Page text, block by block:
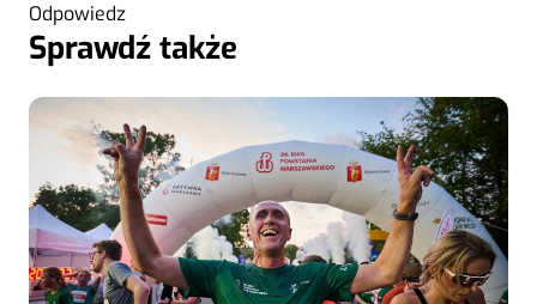
Odpowiedz
Sprawdź także